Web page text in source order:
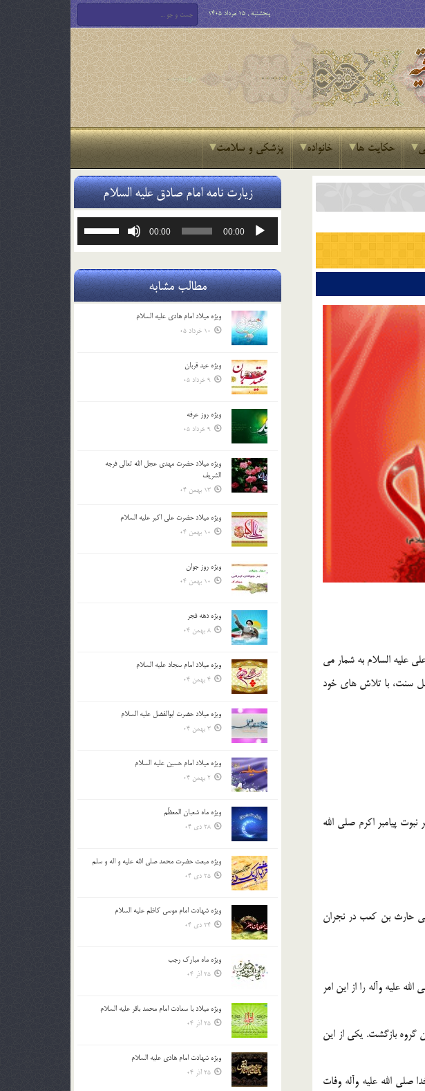
پنجشنبه , 15 مرداد 1405
حکایت ها خانواده پزشکی و سلامت
علیه السلام به شمار مى
سنت، با تلاش هاى خود
پیامبر اکرم صلى الله
حارث بن کعب در نجران
علیه وآله را از این امر
گروه بازگشت. یکى از این
صلى الله علیه وآله وفات
زیارت نامه امام صادق علیه السلام
پخش‌کننده
00:00
00:00
یا
صدا
کلیدهای
مطالب مشابه
ویژه میلاد امام هادی علیه السلام
10 خرداد 05
ویژه عید قربان
9 خرداد 05
ویژه روز عرفه
9 خرداد 05
ویژه میلاد حضرت مهدی عجل الله تعالی فرجه
الشريف
13 بهمن 04
ویژه میلاد حضرت علی اکبر علیه السلام
10 بهمن 04
ویژه روز جوان
10 بهمن 04
ویژه دهه فجر
8 بهمن 04
ویژه میلاد امام سجاد علیه السلام
4 بهمن 04
ویژه میلاد حضرت ابوالفضل علیه السلام
3 بهمن 04
ویژه میلاد امام حسین علیه السلام
2 بهمن 04
ویژه ماه شعبان المعظّم
28 دی 04
ویژه مبعث حضرت محمد صلی الله علیه و اله و سلم
25 دی 04
ویژه شهادت امام موسی کاظم علیه السلام
24 دی 04
ویژه ماه مبارک رجب
25 آذر 04
ویژه میلاد با سعادت امام محمد باقر علیه السلام
25 آذر 04
ویژه شهادت امام هادی علیه السلام
25 آذر 04